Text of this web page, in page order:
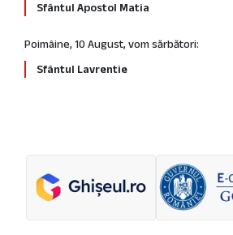
Sfântul Apostol Matia
Poimâine, 10 August, vom sărbători:
Sfântul Lavrentie